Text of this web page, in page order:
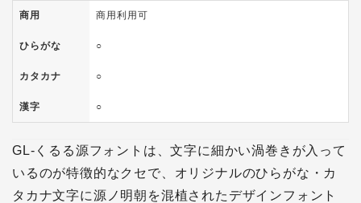
商用 商用利用可
ひらがな ○
カタカナ ○
漢字 ○
GL-くるる源フォントは、文字に細かい渦巻きが入って
いるのが特徴的なクセで、オリジナルのひらがな・カ
タカナ文字に源ノ明朝を混植されたデザインフォント